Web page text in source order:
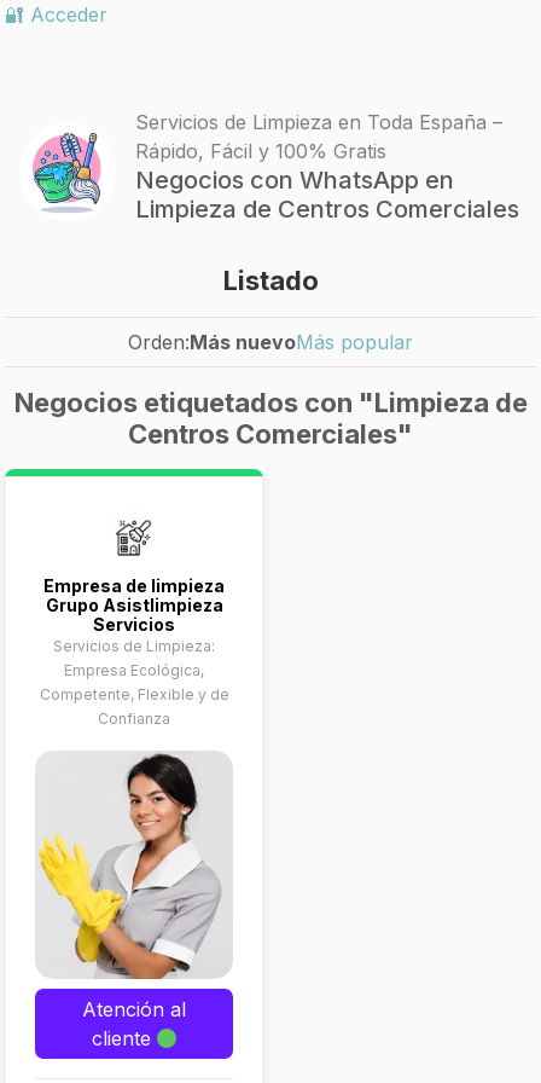
🔐 Acceder
Servicios de Limpieza en Toda España –
Rápido, Fácil y 100% Gratis
Negocios con WhatsApp en
Limpieza de Centros Comerciales
Listado
Orden:Más nuevoMás popular
Negocios etiquetados con "Limpieza de
Centros Comerciales"
Empresa de limpieza
Grupo Asistlimpieza
Servicios
Servicios de Limpieza:
Empresa Ecológica,
Competente, Flexible y de
Confianza
Atención al
cliente